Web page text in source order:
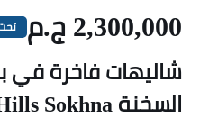
2,300,000 ج.م
شاليهات فاخرة في
السخنة Palm Hills Sokhna